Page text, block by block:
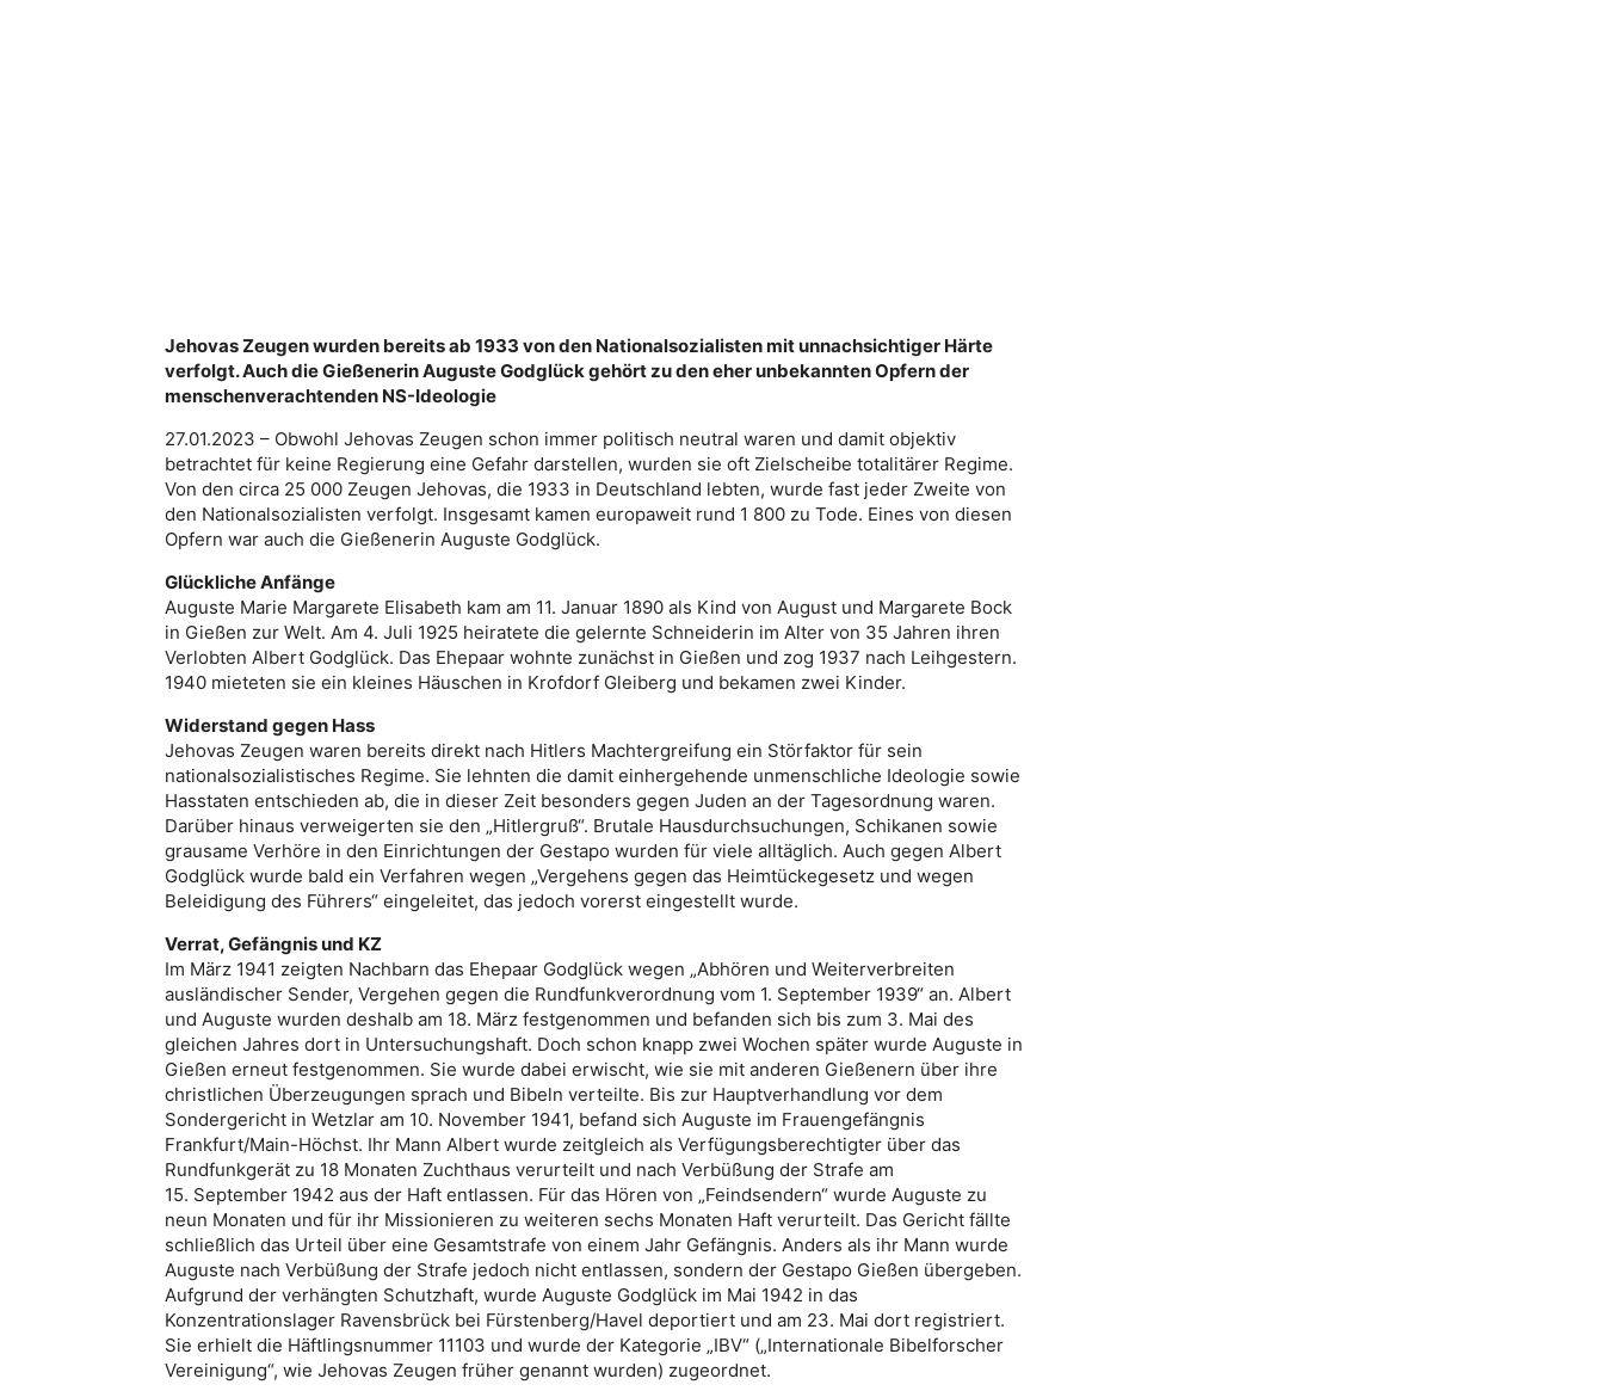
Jehovas Zeugen wurden bereits ab 1933 von den Nationalsozialisten mit unnachsichtiger Härte
verfolgt. Auch die Gießenerin Auguste Godglück gehört zu den eher unbekannten Opfern der
menschenverachtenden NS-Ideologie
27.01.2023 – Obwohl Jehovas Zeugen schon immer politisch neutral waren und damit objektiv
betrachtet für keine Regierung eine Gefahr darstellen, wurden sie oft Zielscheibe totalitärer Regime.
Von den circa 25 000 Zeugen Jehovas, die 1933 in Deutschland lebten, wurde fast jeder Zweite von
den Nationalsozialisten verfolgt. Insgesamt kamen europaweit rund 1 800 zu Tode. Eines von diesen
Opfern war auch die Gießenerin Auguste Godglück.
Glückliche Anfänge
Auguste Marie Margarete Elisabeth kam am 11. Januar 1890 als Kind von August und Margarete Bock
in Gießen zur Welt. Am 4. Juli 1925 heiratete die gelernte Schneiderin im Alter von 35 Jahren ihren
Verlobten Albert Godglück. Das Ehepaar wohnte zunächst in Gießen und zog 1937 nach Leihgestern.
1940 mieteten sie ein kleines Häuschen in Krofdorf Gleiberg und bekamen zwei Kinder.
Widerstand gegen Hass
Jehovas Zeugen waren bereits direkt nach Hitlers Machtergreifung ein Störfaktor für sein
nationalsozialistisches Regime. Sie lehnten die damit einhergehende unmenschliche Ideologie sowie
Hasstaten entschieden ab, die in dieser Zeit besonders gegen Juden an der Tagesordnung waren.
Darüber hinaus verweigerten sie den „Hitlergruß“. Brutale Hausdurchsuchungen, Schikanen sowie
grausame Verhöre in den Einrichtungen der Gestapo wurden für viele alltäglich. Auch gegen Albert
Godglück wurde bald ein Verfahren wegen „Vergehens gegen das Heimtückegesetz und wegen
Beleidigung des Führers“ eingeleitet, das jedoch vorerst eingestellt wurde.
Verrat, Gefängnis und KZ
Im März 1941 zeigten Nachbarn das Ehepaar Godglück wegen „Abhören und Weiterverbreiten
ausländischer Sender, Vergehen gegen die Rundfunkverordnung vom 1. September 1939“ an. Albert
und Auguste wurden deshalb am 18. März festgenommen und befanden sich bis zum 3. Mai des
gleichen Jahres dort in Untersuchungshaft. Doch schon knapp zwei Wochen später wurde Auguste in
Gießen erneut festgenommen. Sie wurde dabei erwischt, wie sie mit anderen Gießenern über ihre
christlichen Überzeugungen sprach und Bibeln verteilte. Bis zur Hauptverhandlung vor dem
Sondergericht in Wetzlar am 10. November 1941, befand sich Auguste im Frauengefängnis
Frankfurt/Main-Höchst. Ihr Mann Albert wurde zeitgleich als Verfügungsberechtigter über das
Rundfunkgerät zu 18 Monaten Zuchthaus verurteilt und nach Verbüßung der Strafe am
15. September 1942 aus der Haft entlassen. Für das Hören von „Feindsendern“ wurde Auguste zu
neun Monaten und für ihr Missionieren zu weiteren sechs Monaten Haft verurteilt. Das Gericht fällte
schließlich das Urteil über eine Gesamtstrafe von einem Jahr Gefängnis. Anders als ihr Mann wurde
Auguste nach Verbüßung der Strafe jedoch nicht entlassen, sondern der Gestapo Gießen übergeben.
Aufgrund der verhängten Schutzhaft, wurde Auguste Godglück im Mai 1942 in das
Konzentrationslager Ravensbrück bei Fürstenberg/Havel deportiert und am 23. Mai dort registriert.
Sie erhielt die Häftlingsnummer 11103 und wurde der Kategorie „IBV“ („Internationale Bibelforscher
Vereinigung“, wie Jehovas Zeugen früher genannt wurden) zugeordnet.